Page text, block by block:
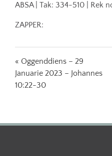
ABSA | Tak: 334-510 | Rek
ZAPPER:
« Oggenddiens – 29
Januarie 2023 – Johannes
10:22-30